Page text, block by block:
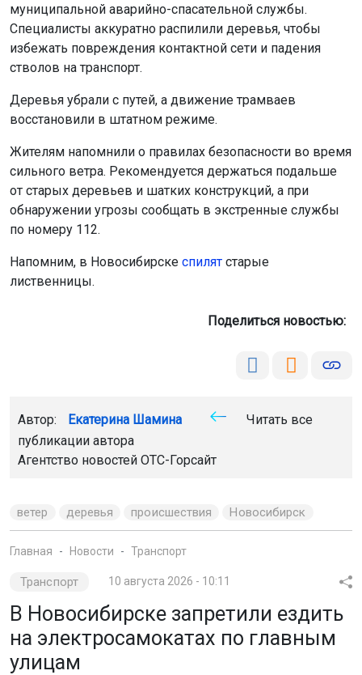
муниципальной аварийно-спасательной службы.
Специалисты аккуратно распилили деревья, чтобы
избежать повреждения контактной сети и падения
стволов на транспорт.
Деревья убрали с путей, а движение трамваев
восстановили в штатном режиме.
Жителям напомнили о правилах безопасности во время
сильного ветра. Рекомендуется держаться подальше
от старых деревьев и шатких конструкций, а при
обнаружении угрозы сообщать в экстренные службы
по номеру 112.
Напомним, в Новосибирске спилят старые
лиственницы.
Поделиться новостью:
Автор: Екатерина Шамина
Читать все
публикации автора
Агентство новостей ОТС-Горсайт
ветер деревья происшествия Новосибирск
Главная Новости Транспорт
Транспорт 10 августа 2026 - 10:11
В Новосибирске запретили ездить
на электросамокатах по главным
улицам